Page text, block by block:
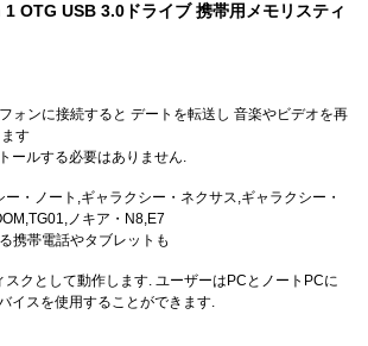
OTG USB 3.0ドライブ 携帯用メモリスティ
ォンに接続すると デートを転送し 音楽やビデオを再
す
ールする必要はありません.
・ノート,ギャラクシー・ネクサス,ギャラクシー・
ノキア・N8,E7
携帯電話やタブレットも
クとして動作します. ユーザーはPCとノートPCに
イスを使用することができます.